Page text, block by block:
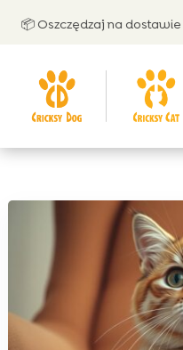
Oszczędzaj na dostawie